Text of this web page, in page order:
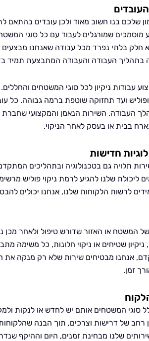
שלכם בנו חשוב מאוד ולכן עובדים בהתאם
מוסמכים שמורגלים לעבוד עם כל סוגי
חלק בלתי נפרד מכל עבודה שאנחנו מבצעים
העבודה והעבודה המתבצעת תמיד
עבודות ניקיון לכל סוגי המשטחים
ועד תחזוקה שוטפת ברמה גבוהה. כל
העבודה. השירות הנאמן והמקצועי שחברת
בבית או בעסק לאחר הניקוי.
חדישות
תלויה גם בטכנולוגיה ובתהליכים
ליכולת שלנו להגיע לרמת ניקוי פוליש
לרשות הלקוחות שלנו, אנחנו יכולים
המשטח או האזור שדורש טיפול ולאחר מכן
שטיחים או ניקוי חלונות, כל משימה
אנחנו מבטיחים שירות שלא רק מנקה את
זמן.
סוגי המשטחים אותם יש לחדש או לנקות
רחב של דרישות וצרכים, תוך הבנה
שלנו מבחינת זמנים, היום וההיקף